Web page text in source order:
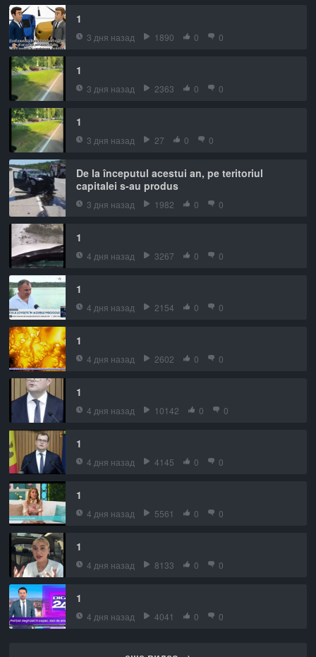
1
3 дня назад 1890 0 0
1
3 дня назад 2363 0 0
1
3 дня назад 27 0 0
De la începutul acestui an, pe teritoriul
capitalei s-au produs
3 дня назад 1982 0 0
1
4 дня назад 3267 0 0
1
4 дня назад 2154 0 0
1
4 дня назад 2602 0 0
1
4 дня назад 10142 0 0
1
4 дня назад 4145 0 0
1
4 дня назад 5561 0 0
1
4 дня назад 8133 0 0
1
4 дня назад 4041 0 0